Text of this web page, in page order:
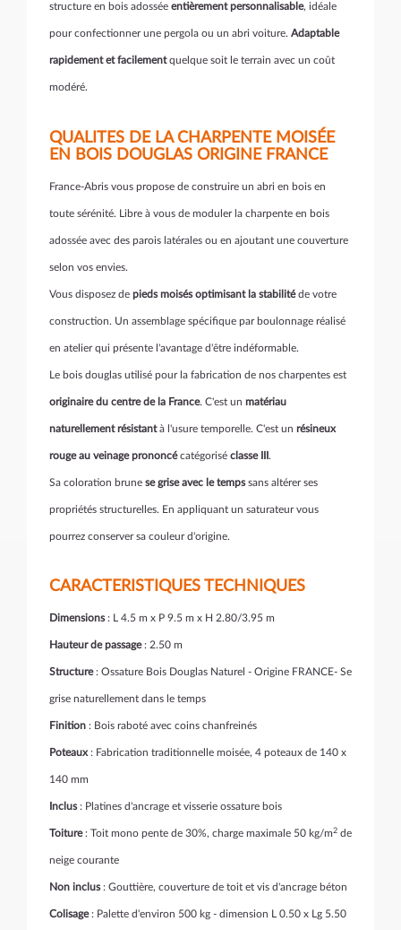
structure en bois adossée entièrement personnalisable, idéale
pour confectionner une pergola ou un abri voiture. Adaptable
rapidement et facilementquelque soit le terrain avec un coût
modéré.
QUALITES DE LA CHARPENTE MOISÉE
EN BOIS DOUGLAS ORIGINE FRANCE
France-Abris vous propose de construire un abri en bois en
toute sérénité. Libre à vous de moduler la charpente en bois
adossée avec des parois latérales ou en ajoutant une couverture
selon vos envies.
Vous disposez de pieds moisés optimisant la stabilitéde votre
construction. Un assemblage spécifique par boulonnage réalisé
en atelier qui présente l'avantage d'être indéformable.
Le bois douglas utilisé pour la fabrication de nos charpentes est
originaire du centre de la France. C'est un matériau
naturellement résistantà l'usure temporelle. C'est un résineux
rouge au veinage prononcécatégorisé classe III .
Sa coloration brune se grise avec le tempssans altérer ses
propriétés structurelles. En appliquant un saturateur vous
pourrez conserver sa couleur d'origine.
CARACTERISTIQUES TECHNIQUES
Dimensions: L 4.5 m x P 9.5 m x H 2.80/3.95 m
Hauteur de passage: 2.50 m
Structure: Ossature Bois Douglas Naturel - Origine FRANCE- Se
grise naturellement dans le temps
Finition : Bois raboté avec coins chanfreinés
Poteaux: Fabrication traditionnelle moisée, 4 poteaux de 140 x
140 mm
Inclus: Platines d'ancrage et visserie ossature bois
Toiture: Toit mono pente de 30%, charge maximale 50 kg/m2 de
neige courante
Non inclus: Gouttière, couverture de toit et vis d'ancrage béton
Colisage: Palette d'environ 500 kg - dimension L 0.50 x Lg 5.50